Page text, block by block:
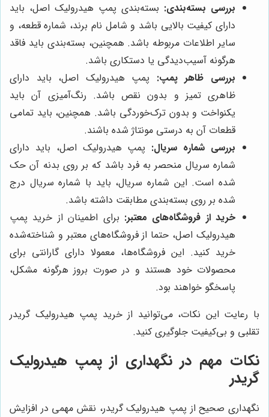
بررسی بسته‌بندی: بسته‌بندی پمپ هیدرولیک اصل، باید
دارای کیفیت بالایی باشد و شامل نام برند، شماره قطعه، و
سایر اطلاعات مربوطه باشد. همچنین، بسته‌بندی باید فاقد
هرگونه آسیب‌دیدگی یا دستکاری باشد.
بررسی ظاهر پمپ: پمپ هیدرولیک اصل، باید دارای
ظاهری تمیز و بدون نقص باشد. رنگ‌آمیزی آن باید
یکنواخت و بدون ترک‌خوردگی باشد. همچنین، باید تمامی
قطعات آن به درستی مونتاژ شده باشند.
بررسی شماره سریال: پمپ هیدرولیک اصل، باید دارای
شماره سریال منحصر به فرد باشد که بر روی بدنه آن حک
شده است. این شماره سریال، باید با شماره سریال درج
شده بر روی بسته‌بندی مطابقت داشته باشد.
خرید از فروشگاه‌های معتبر: برای اطمینان از خرید پمپ
هیدرولیک اصل، حتما از فروشگاه‌های معتبر و شناخته‌شده
خرید کنید. این فروشگاه‌ها، معمولا دارای گارانتی برای
محصولات خود هستند و در صورت بروز هرگونه مشکل،
پاسخگو خواهند بود.
با رعایت این نکات، می‌توانید از خرید پمپ هیدرولیک گریدر
تقلبی و بی‌کیفیت جلوگیری کنید.
نکات مهم در نگهداری از پمپ هیدرولیک
گریدر
نگهداری صحیح از پمپ هیدرولیک گریدر، نقش مهمی در افزایش